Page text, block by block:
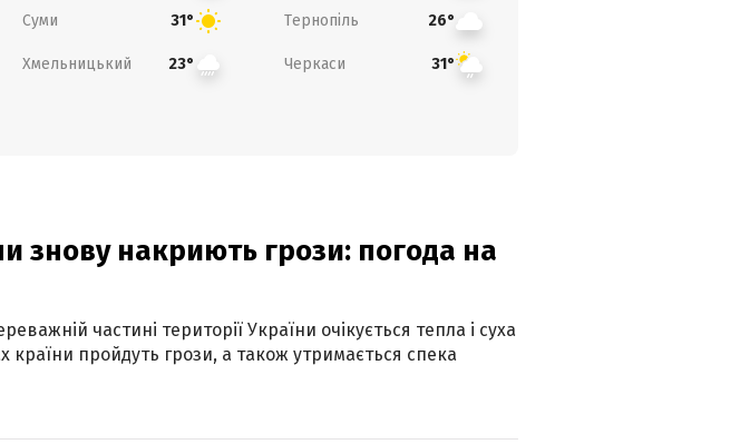
Суми 31° Тернопіль 26°
Хмельницький 23° Черкаси 31°
знову накриють грози: погода на
частині території України очікується тепла і суха
країни пройдуть грози, а також утримається спека